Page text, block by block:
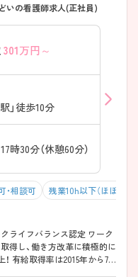
いの看護師求人(正社員)
301万円～
」徒歩10分
時30分（休憩60分）
・相談可 残業10h以下（ほぼなし）
ライフバランス認定 ワーク
得し、働き方改革に積極的に
有給取得率は2015年から7